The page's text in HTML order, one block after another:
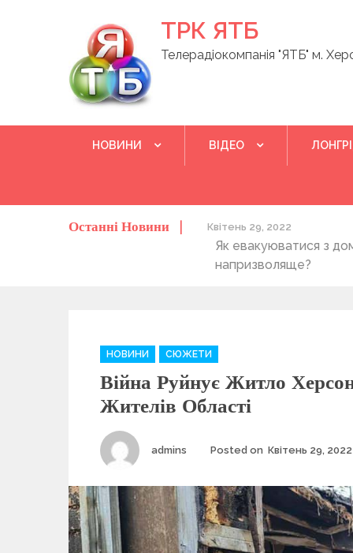
ТРК ЯТБ
Телерадіокомпанія "ЯТБ" м.
НОВИНИ ВІДЕО
Останні Новини
та жителів області Квітень 29, 2022
Як евакуюватися з
напризволяще?
C
a
e
g
o
r
НОВИНИ СЮЖЕТИ
Війна Руйнує Житло
Жителів Області
Author
admins Posted on Квітень 29, 2022